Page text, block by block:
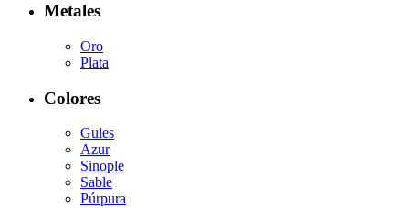
Metales
Oro
Plata
Colores
Gules
Azur
Sinople
Sable
Púrpura